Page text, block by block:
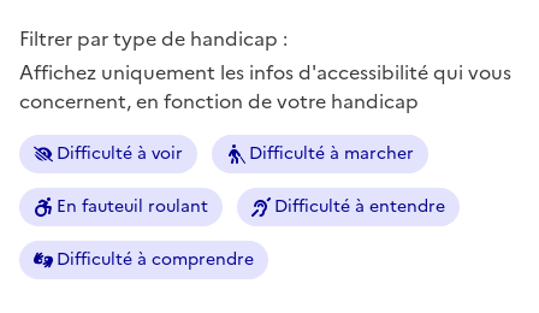
Filtrer par type de handicap :
Affichez uniquement les infos d'accessibilité qui vous
concernent, en fonction de votre handicap
Difficulté à voir Difficulté à marcher
En fauteuil roulant Difficulté à entendre
Difficulté à comprendre